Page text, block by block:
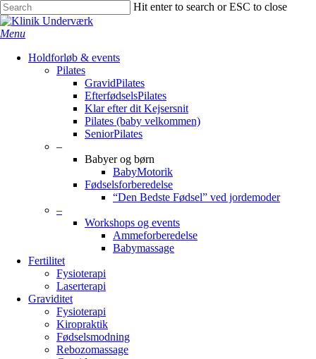
Skip
to
main
Hit enter to search or ESC to close
Close
Search
search
Menu
Holdforløb & events
Pilates
GravidPilates
EfterfødselsPilates
Klar efter dit Kejsersnit
Pilates (baby velkommen)
SeniorPilates
–
Babyer og børn
BabyMotorik
Fødselsforberedelse
“Den Bedste Fødsel” ved jordemoder
–
Workshops og events
Ammeforberedelse
Babymassage
Fertilitet
Fysioterapi
Laserterapi
Graviditet
Fysioterapi
Kiropraktik
Fødselsmodning
Rebozomassage